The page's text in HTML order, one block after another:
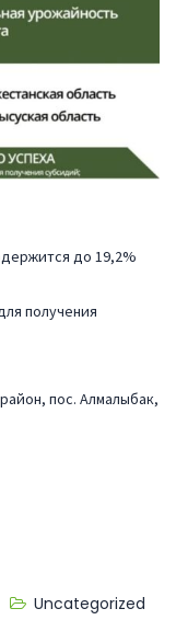
до 19,2%
получения
пос. Алмалыбак,
Uncategorized